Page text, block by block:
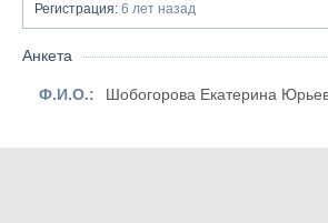
Регистрация: 6 лет назад
Анкета
Ф.И.О.: Шобогорова Екатерина